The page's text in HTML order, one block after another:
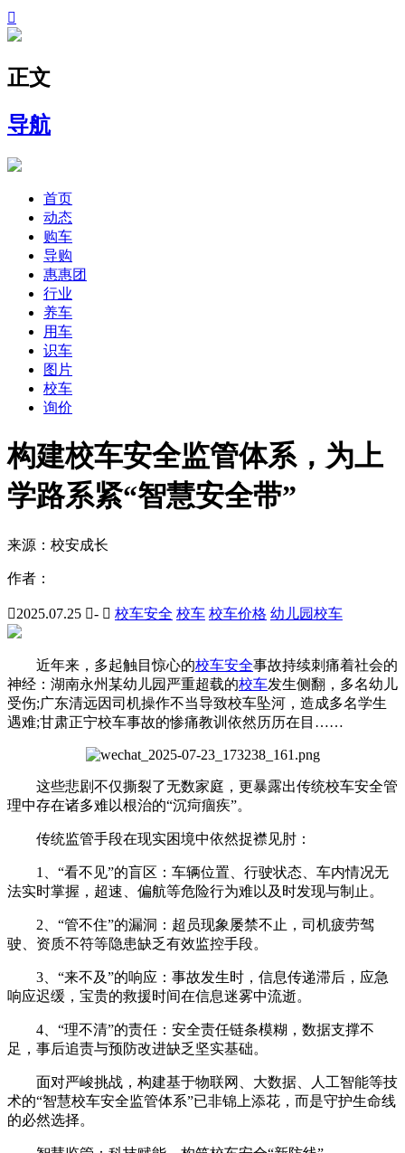

正文
导航
首页
动态
购车
导购
惠惠团
行业
养车
用车
识车
图片
校车
询价
构建校车安全监管体系，为上
学路系紧“智慧安全带”
来源： 校安成长
作者：
2025.07.25 -  校车安全 校车 校车价格 幼儿园校车
近年来，多起触目惊心的校车安全事故持续刺痛着社会的
神经：湖南永州某幼儿园严重超载的校车发生侧翻，多名幼儿
受伤;广东清远因司机操作不当导致校车坠河，造成多名学生
遇难;甘肃正宁校车事故的惨痛教训依然历历在目……
这些悲剧不仅撕裂了无数家庭，更暴露出传统校车安全管
理中存在诸多难以根治的“沉疴痼疾”。
传统监管手段在现实困境中依然捉襟见肘：
1、“看不见”的盲区：车辆位置、行驶状态、车内情况无
法实时掌握，超速、偏航等危险行为难以及时发现与制止。
2、“管不住”的漏洞：超员现象屡禁不止，司机疲劳驾
驶、资质不符等隐患缺乏有效监控手段。
3、“来不及”的响应：事故发生时，信息传递滞后，应急
响应迟缓，宝贵的救援时间在信息迷雾中流逝。
4、“理不清”的责任：安全责任链条模糊，数据支撑不
足，事后追责与预防改进缺乏坚实基础。
面对严峻挑战，构建基于物联网、大数据、人工智能等技
术的“智慧校车安全监管体系”已非锦上添花，而是守护生命线
的必然选择。